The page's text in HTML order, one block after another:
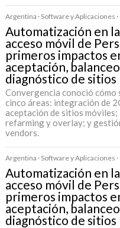
Argentina · Software y Aplicaciones
Automatización en
acceso móvil de
primeros impactos
aceptación,
diagnóstico de sitios
Convergencia conoció cómo
cinco áreas: integración de
aceptación de sitios móviles;
refarming y overlay; y
vendors.
Argentina · Software y Aplicaciones
Automatización en
acceso móvil de
primeros impactos
aceptación,
diagnóstico de sitios